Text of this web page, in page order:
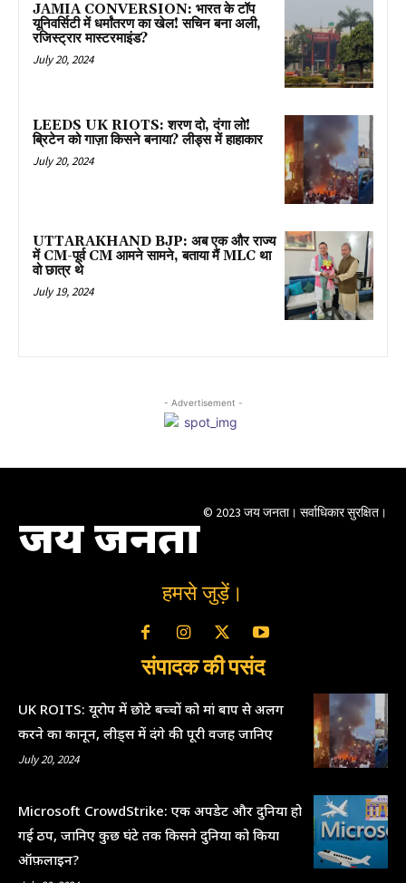
JAMIA CONVERSION: भारत के टॉप
यूनिवर्सिटी में धर्मांतरण का खेल! सचिन बना अली,
रजिस्ट्रार मास्टरमाइंड?
July 20, 2024
LEEDS UK RIOTS: शरण दो, दंगा लो!
ब्रिटेन को गाज़ा किसने बनाया? लीड्स में हाहाकार
July 20, 2024
UTTARAKHAND BJP: अब एक और राज्य
में CM-पूर्व CM आमने सामने, बताया मैं MLC था
वो छात्र थे
July 19, 2024
- Advertisement -
जय जनता © 2023 जय जनता। सर्वाधिकार सुरक्षित।
हमसे जुड़ें।
संपादक की पसंद
UK ROITS: यूरोप में छोटे बच्चों को मां बाप से अलग
करने का कानून, लीड्स में दंगे की पूरी वजह जानिए
July 20, 2024
Microsoft CrowdStrike: एक अपडेट और दुनिया हो
गई ठप, जानिए कुछ घंटे तक किसने दुनिया को किया
ऑफ़लाइन?